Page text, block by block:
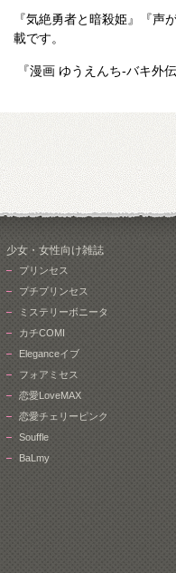
『気絶勇者と暗殺姫』『
載です。
『漫画 ゆうえんち-バキ外
少女・女性向け雑誌
プリンセス
プチプリンセス
ミステリーボニータ
カチCOMI
Eleganceイブ
フォアミセス
恋愛LoveMAX
恋愛チェリーピンク
Souffle
BaLmy